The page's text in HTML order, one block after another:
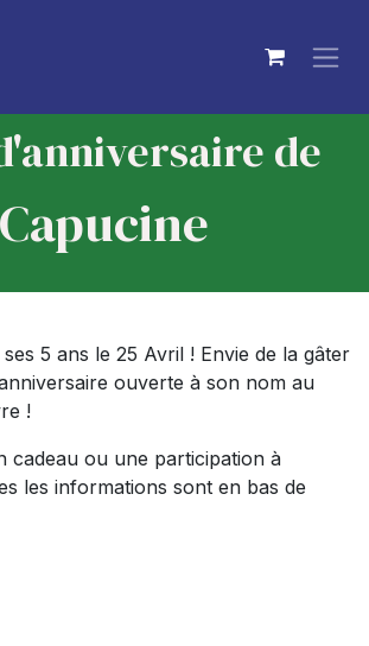
de
Capucine​
5 ans le 25 Avril ! Envie de la gâter
ouverte à son nom au
!
cadeau ou une participation à
les informations sont en bas de